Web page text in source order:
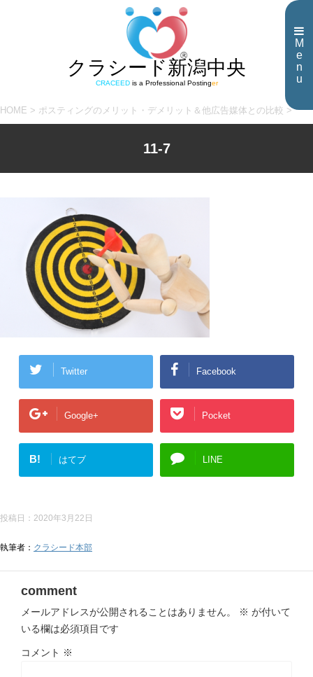
M
e
n
u
クラシード新潟中央
CRACEEDis a Professional Postinger
HOME > ポスティングのメリット・デメリット＆他広告媒体との比較 >
11-7
Twitter Facebook
Google+ Pocket
B! はてブ LINE
投稿日： 2020年3月22日
執筆者： クラシード本部
comment
メールアドレスが公開されることはありません。 ※ が付いて
いる欄は必須項目です
コメント ※